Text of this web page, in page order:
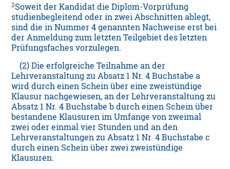
2Soweit der Kandidat die Diplom-Vorprüfung
studienbegleitend oder in zwei Abschnitten ablegt,
sind die in Nummer 4 genannten Nachweise erst bei
der Anmeldung zum letzten Teilgebiet des letzten
Prüfungsfaches vorzulegen.
(2) Die erfolgreiche Teilnahme an der
Lehrveranstaltung zu Absatz 1 Nr. 4 Buchstabe a
wird durch einen Schein über eine zweistündige
Klausur nachgewiesen, an der Lehrveranstaltung zu
Absatz 1 Nr. 4 Buchstabe b durch einen Schein über
bestandene Klausuren im Umfange von zweimal
zwei oder einmal vier Stunden und an den
Lehrveranstaltungen zu Absatz 1 Nr. 4 Buchstabe c
durch einen Schein über zwei zweistündige
Klausuren.